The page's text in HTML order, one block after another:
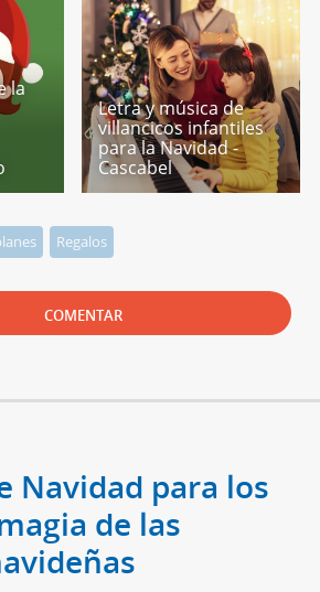
la
Letra y música de
villancicos infantiles
para la Navidad -
Cascabel
Regalos
COMENTAR
Navidad para los
de las